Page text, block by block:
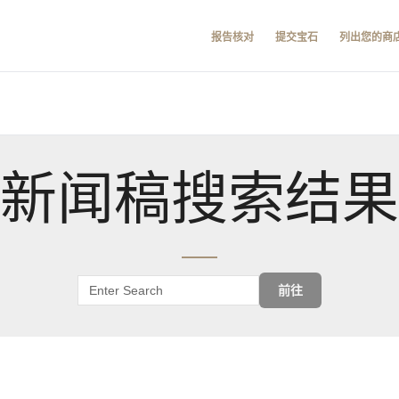
报告核对 提交宝石 列出您的商
新闻稿搜索结果
前往